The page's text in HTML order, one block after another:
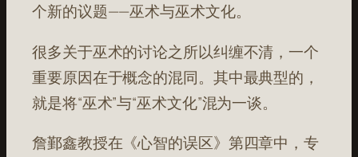
个新的议题——巫术与巫术文化。
很多关于巫术的讨论之所以纠缠不清，一个
重要原因在于概念的混同。其中最典型的，
就是将“巫术”与“巫术文化”混为一谈。
詹鄞鑫教授在《心智的误区》第四章中，专